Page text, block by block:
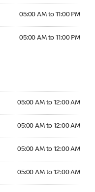
05:00 AM to 11:00 PM
05:00 AM to 11:00 PM
05:00 AM to 12:00 AM
05:00 AM to 12:00 AM
05:00 AM to 12:00 AM
05:00 AM to 12:00 AM